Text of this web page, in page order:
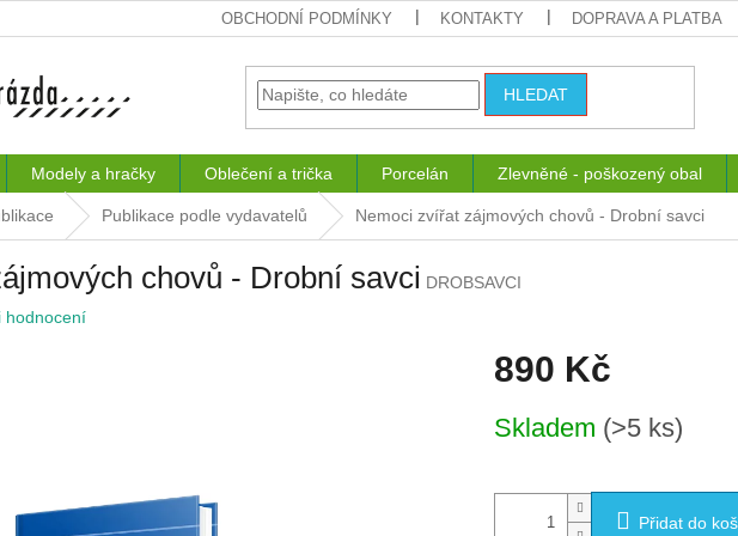
OBCHODNÍ PODMÍNKY KONTAKTY DOPRAVA A PLATBA
HLEDAT
Modely a hračky Oblečení a trička Porcelán Zlevněné - poškozený obal
Publikace podle vydavatelů Nemoci zvířat zájmových chovů - Drobní savci
chovů - Drobní savci DROBSAVCI
hodnocení
890 Kč
cena:
Skladem (>5 ks)
Přidat do